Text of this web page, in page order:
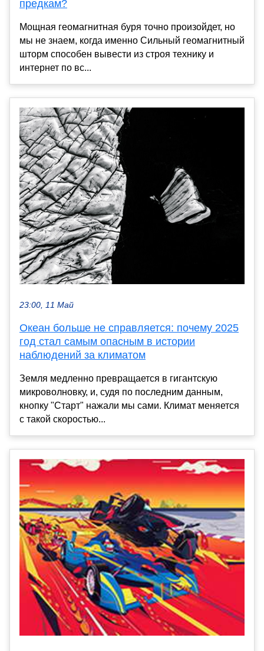
предкам?
Мощная геомагнитная буря точно произойдет, но
мы не знаем, когда именно Сильный геомагнитный
шторм способен вывести из строя технику и
интернет по вс...
23:00, 11 Май
Океан больше не справляется: почему 2025
год стал самым опасным в истории
наблюдений за климатом
Земля медленно превращается в гигантскую
микроволновку, и, судя по последним данным,
кнопку "Старт" нажали мы сами. Климат меняется
с такой скоростью...